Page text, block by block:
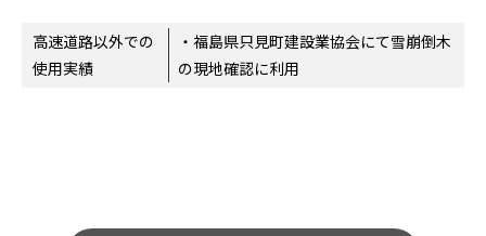
高速道路以外での
使用実績
・福島県只見町建設業協会にて雪崩倒木
の現地確認に利用